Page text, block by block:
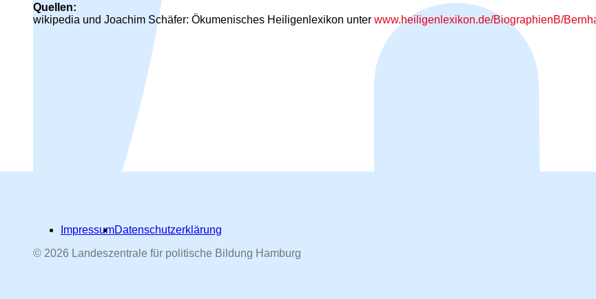
Quellen:
wikipedia und Joachim Schäfer: Ökumenisches Heiligenlexikon unter www.heiligenlexikon.de/BiographienB/
ImpressumDatenschutzerklärung
© 2026 Landeszentrale für politische Bildung Hamburg